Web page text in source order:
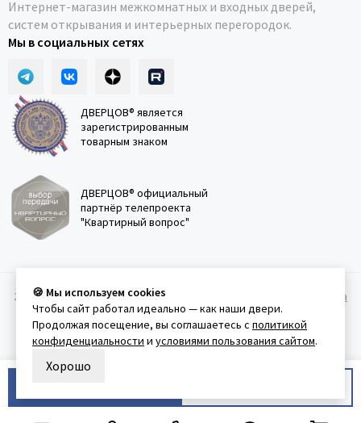
Интернет-магазин межкомнатных и входных дверей,
систем открывания и интерьерных перегородок.
Мы в социальных сетях
ДВЕРЦОВ® является
зарегистрированным
товарным знаком
ДВЕРЦОВ® официальный
партнёр телепроекта
"Квартирный вопрос"
2011-2026 © Дверцов. Карта сайта
Политика
конфеденциальности Условия использования сайта
🍪 Мы используем cookies
Чтобы сайт работал идеально — как наши двери.
Продолжая посещение, вы соглашаетесь с политикой
конфиденциальности и условиями пользования сайтом.
Хорошо